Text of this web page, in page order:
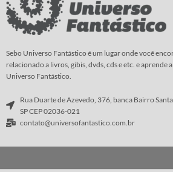
Sebo Universo Fantástico é um lugar onde você
relacionado a livros, gibis, dvds, cds e etc. e aprende
Universo Fantástico.
Rua Duarte de Azevedo, 376, banca Bairro
SP CEP 02036-021
contato@universofantastico.com.br